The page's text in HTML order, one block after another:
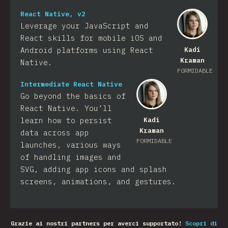
Kadi
Kraman
FORMIDABLE
React Native, v2
Leverage your JavaScript and
React skills for mobile iOS and
Android platforms using React
Native.
Kadi
Kraman
FORMIDABLE
Intermediate React Native
Go beyond the basics of
React Native. You’ll
learn how to persist
data across app
launches, various ways
of handling images and
SVG, adding app icons and splash
screens, animations, and gestures.
Grazie ai nostri partners per averci supportato! Scopri di